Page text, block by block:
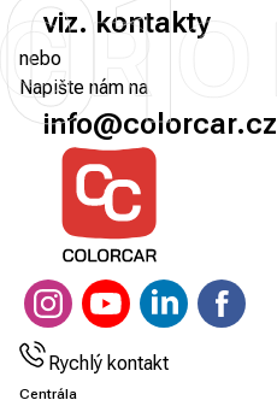
01
viz. kontakty
nebo
Napište nám na
info@colorcar.cz
Rychlý kontakt
Centrála